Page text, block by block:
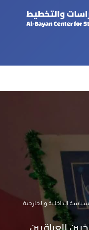
الداخلية والخارجية